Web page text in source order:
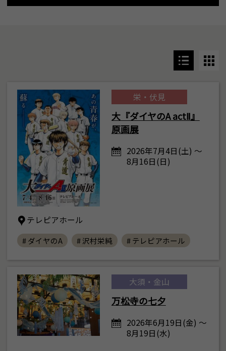
栄・伏見
大『ダイヤのA actⅡ』
原画展
2026年7月4日(土) ～
8月16日(日)
テレピアホール
# ダイヤのA # 沢村栄純 # テレピアホール
大須・金山
万松寺の七夕
2026年6月19日(金) ～
8月19日(水)